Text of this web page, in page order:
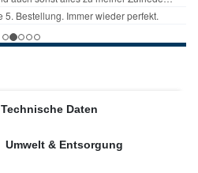
Technische Daten
Umwelt & Entsorgung